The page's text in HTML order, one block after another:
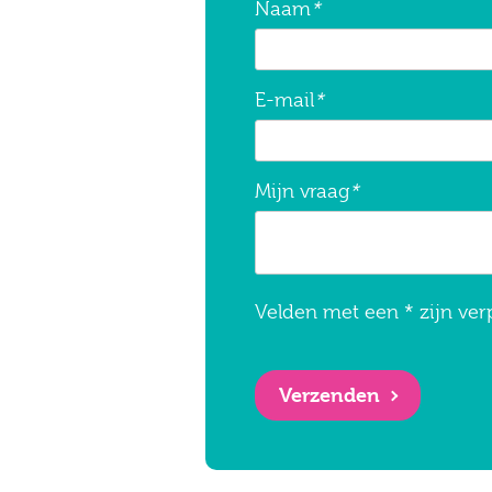
Naam *
E-mail *
Mijn vraag*
Velden met een * zijn
Verzenden